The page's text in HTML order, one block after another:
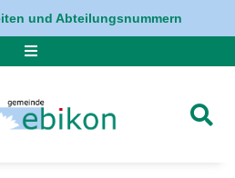
und Abteilungsnummern